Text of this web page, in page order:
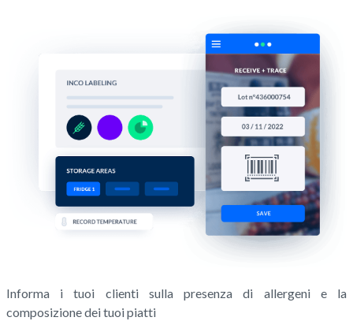
Informa i tuoi clienti sulla presenza di allergeni e la
composizione dei tuoi piatti